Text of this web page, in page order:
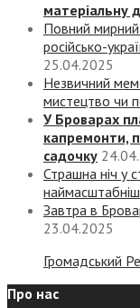
матеріальну
Повний
російсько-
25.04.2025
Незвичний
мистецтво чи
У Броварах
капремонти,
садочку
Страшна ніч у
Завтра в
23.04.2025
Громадський
Про нас